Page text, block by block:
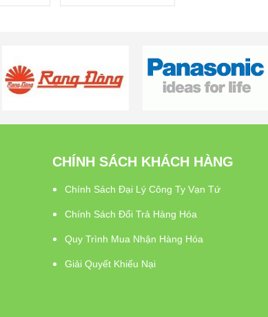
CHÍNH SÁCH KHÁCH HÀNG
Chính Sách Đại Lý Công Ty Vạn Tứ
Chính Sách Đổi Trả Hàng Hóa
Quy Trình Mua Nhận Hàng Hóa
Giải Quyết Khiếu Nại